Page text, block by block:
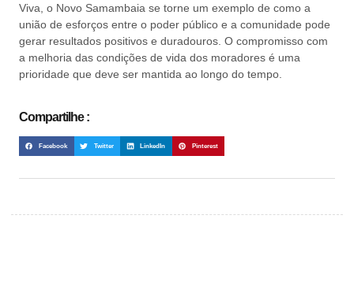
Viva, o Novo Samambaia se torne um exemplo de como a
união de esforços entre o poder público e a comunidade pode
gerar resultados positivos e duradouros. O compromisso com
a melhoria das condições de vida dos moradores é uma
prioridade que deve ser mantida ao longo do tempo.
Compartilhe :
Facebook Twitter LinkedIn Pinterest